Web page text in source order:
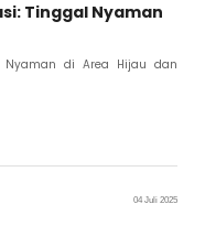
Tinggal Nyaman
Nyaman di Area Hijau dan
04 Juli 2025